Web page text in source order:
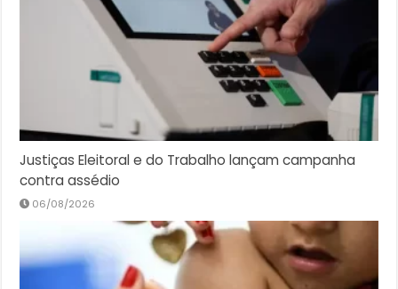
Justiças Eleitoral e do Trabalho lançam campanha
contra assédio
06/08/2026